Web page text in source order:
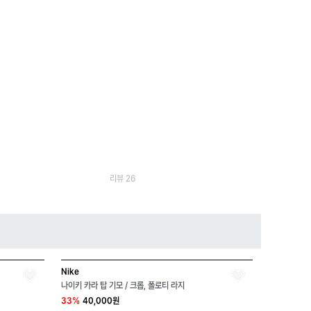
리뷰 26
Nike
나이키 카라 탑 기모 / 크롭, 폴로티 라지
33% 40,000원